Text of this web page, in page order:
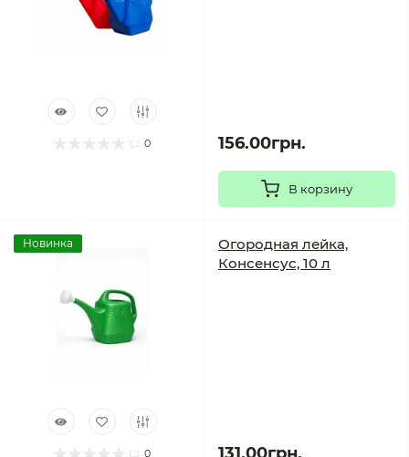
0 156.00грн.
В корзину
Новинка
0
Огородная лейка,
Консенсус, 10 л